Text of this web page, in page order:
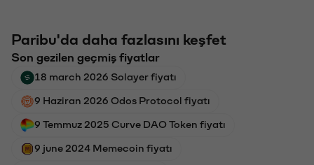
Paribu'da daha fazlasını keşfet
Son gezilen geçmiş fiyatlar
18 march 2026 Solayer fiyatı
9 Haziran 2026 Odos Protocol fiyatı
9 Temmuz 2025 Curve DAO Token fiyatı
9 june 2024 Memecoin fiyatı